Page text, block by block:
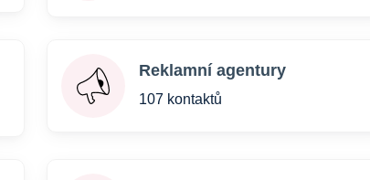
Reklamní agentury
107 kontaktů